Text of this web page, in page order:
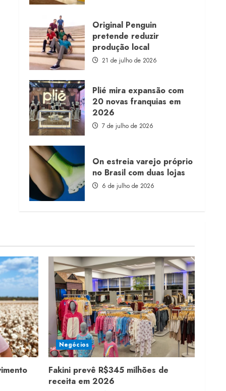
Original Penguin
pretende reduzir
produção local
21 de julho de 2026
Plié mira expansão com
20 novas franquias em
2026
7 de julho de 2026
On estreia varejo próprio
no Brasil com duas lojas
6 de julho de 2026
Negócios
Fakini prevê R$345 milhões de
receita em 2026